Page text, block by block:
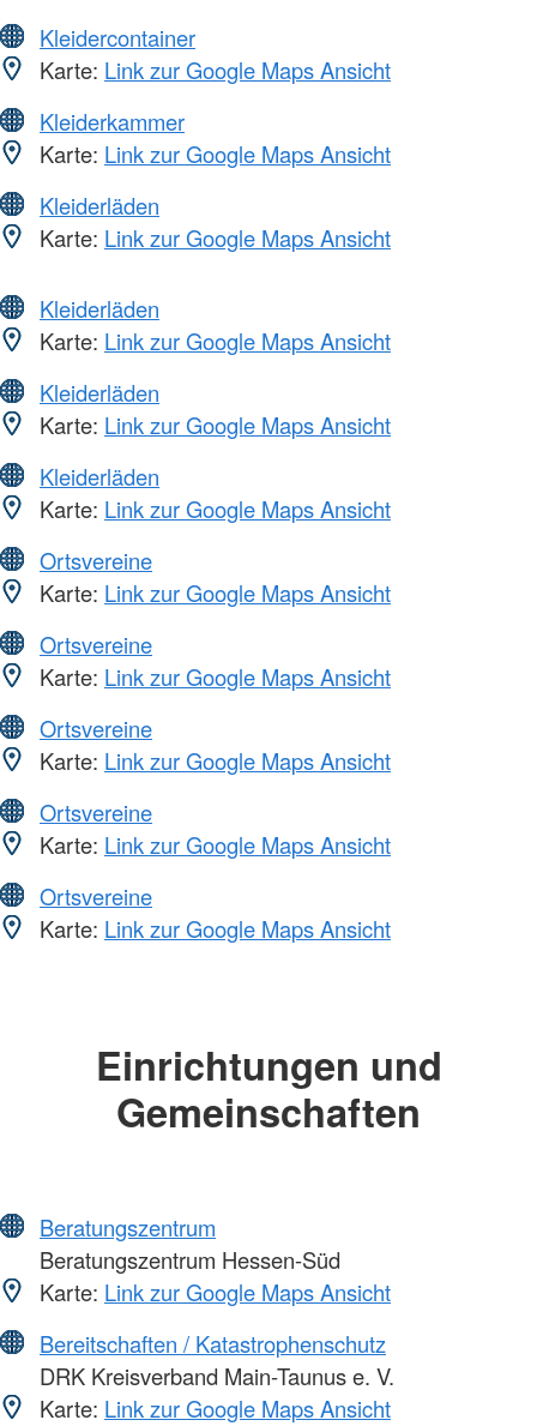
Kleidercontainer
Karte: Link zur Google Maps Ansicht
Kleiderkammer
Karte: Link zur Google Maps Ansicht
Kleiderläden
Karte: Link zur Google Maps Ansicht
Kleiderläden
Karte: Link zur Google Maps Ansicht
Kleiderläden
Karte: Link zur Google Maps Ansicht
Kleiderläden
Karte: Link zur Google Maps Ansicht
Ortsvereine
Karte: Link zur Google Maps Ansicht
Ortsvereine
Karte: Link zur Google Maps Ansicht
Ortsvereine
Karte: Link zur Google Maps Ansicht
Ortsvereine
Karte: Link zur Google Maps Ansicht
Ortsvereine
Karte: Link zur Google Maps Ansicht
Einrichtungen und
Gemeinschaften
Beratungszentrum
Beratungszentrum Hessen-Süd
Karte: Link zur Google Maps Ansicht
Bereitschaften / Katastrophenschutz
DRK Kreisverband Main-Taunus e. V.
Karte: Link zur Google Maps Ansicht